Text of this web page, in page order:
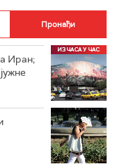
Иран;